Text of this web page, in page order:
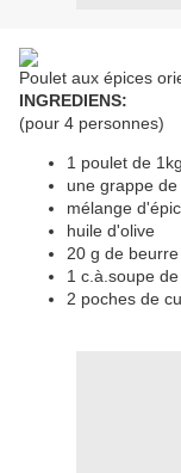
Poulet aux épices
INGREDIENS:
(pour 4 personnes)
1 poulet de
une grappe
mélange
huile d'olive
20 g de beurre
1 c.à.soupe
2 poches de